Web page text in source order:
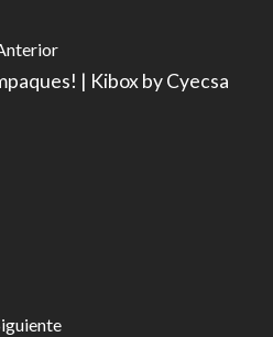
| Kibox by Cyecsa